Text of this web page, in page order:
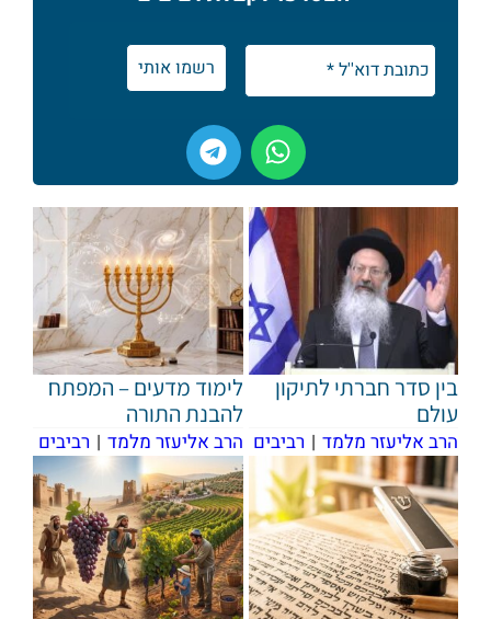
בין סדר חברתי לתיקון
עולם
הרב אליעזר מלמד | רביבים
לימוד מדעים – המפתח
להבנת התורה
הרב אליעזר מלמד | רביבים